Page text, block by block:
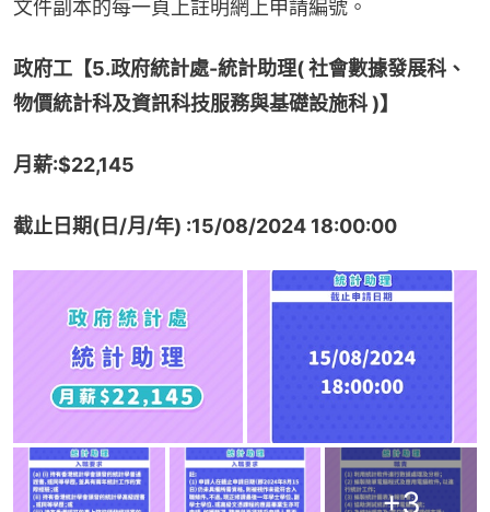
文件副本的每一頁上註明網上申請編號。
政府工【5.政府統計處-統計助理( 社會數據發展科、
物價統計科及資訊科技服務與基礎設施科 )】
月薪:$22,145
截止日期(日/月/年) :15/08/2024 18:00:00
+3